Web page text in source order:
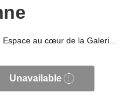
Unavailable